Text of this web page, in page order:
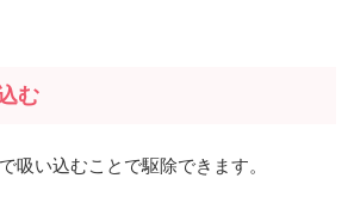
む
吸い込むことで駆除できます。